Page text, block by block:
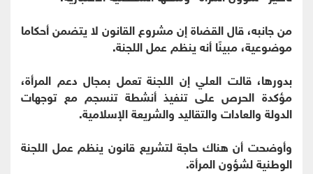
من جانبه، قال القضاة إن مشروع القانون لا يتضمن أحكاما
موضوعية، مبينًا أنه ينظم عمل اللجنة.
بدورها، قالت العلي إن اللجنة تعمل بمجال دعم المرأة،
مؤكدة الحرص على تنفيذ أنشطة تنسجم مع توجهات
الدولة والعادات والتقاليد والشريعة الإسلامية.
وأوضحت أن هناك حاجة لتشريع قانون ينظم عمل اللجنة
الوطنية لشؤون المرأة.